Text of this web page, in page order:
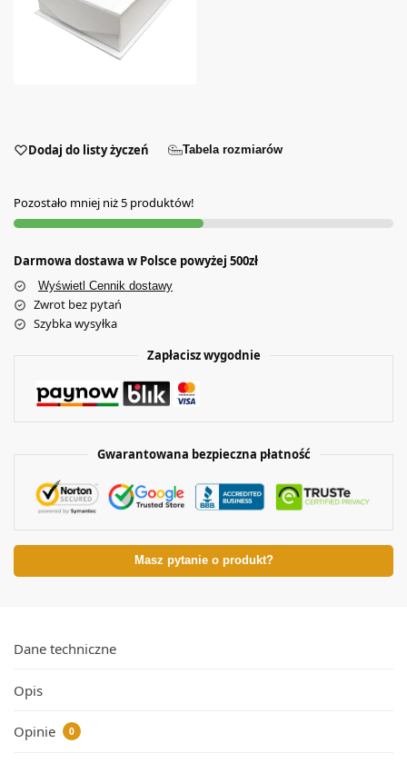
Dodaj do listy życzeń Tabela rozmiarów
Pozostało mniej niż 5 produktów!
Darmowa dostawa w Polsce powyżej 500zł
Wyświetl Cennik dostawy
Zwrot bez pytań
Szybka wysyłka
Zapłacisz wygodnie
Gwarantowana bezpieczna płatność
Masz pytanie o produkt?
Dane techniczne
Opis
Opinie 0